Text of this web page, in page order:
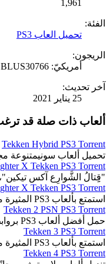
1,961
الفئة:
تحميل العاب PS3
الريجون:
أمريكيّ: BLUS30766
آخر تحديث:
25 يناير 2021
ألعاب ذات صلة قد
Tekken Hybrid PS3 Torrent
تحميل ألعاب سونيمتنوعة
X Tekken PS3 Torrent
"قِِتالُ الشَّوارِع آكس
X Tekken PS3 Torrent
استمتع بألعاب PS3 المثيرة مجانًا، حملها الآن بروابط مباشرة وسريعة.
Tekken 2 PSN PS3 Torrent
حمل أفضل ألعاب PS3 بروابط مباشرة مجانًا، تجربة لعب مثيرة تنتظرك.
Tekken 3 PS3 Torrent
استمتع بألعاب PS3 المثيرة مجانًا، حملها الآن بروابط مباشرة وسريعة.
Tekken 4 PS3 Torrent